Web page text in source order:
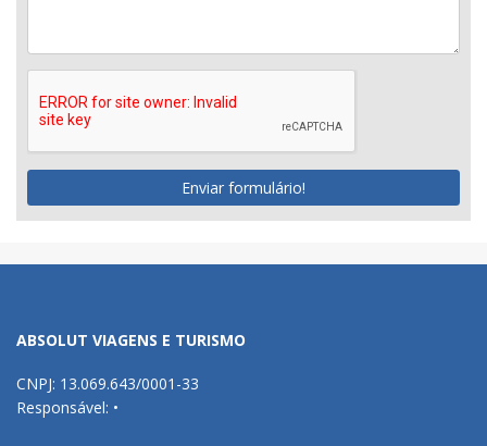
Enviar formulário!
ABSOLUT VIAGENS E TURISMO
CNPJ: 13.069.643/0001-33
Responsável: •